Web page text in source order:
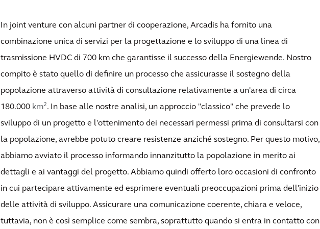
In joint venture con alcuni partner di cooperazione, Arcadis ha fornito una
combinazione unica di servizi per la progettazione e lo sviluppo di una linea di
trasmissione HVDC di 700 km che garantisse il successo della Energiewende. Nostro
compito è stato quello di definire un processo che assicurasse il sostegno della
popolazione attraverso attività di consultazione relativamente a un'area di circa
180.000 km2. In base alle nostre analisi, un approccio "classico" che prevede lo
sviluppo di un progetto e l'ottenimento dei necessari permessi prima di consultarsi con
la popolazione, avrebbe potuto creare resistenze anziché sostegno. Per questo motivo,
abbiamo avviato il processo informando innanzitutto la popolazione in merito ai
dettagli e ai vantaggi del progetto. Abbiamo quindi offerto loro occasioni di confronto
in cui partecipare attivamente ed esprimere eventuali preoccupazioni prima dell'inizio
delle attività di sviluppo. Assicurare una comunicazione coerente, chiara e veloce,
tuttavia, non è così semplice come sembra, soprattutto quando si entra in contatto con